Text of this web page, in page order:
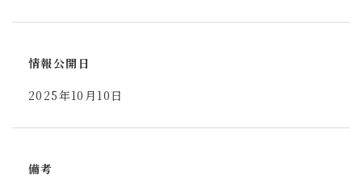
情報公開日
2025年10月10日
備考